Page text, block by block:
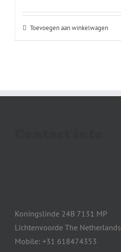
Toevoegen aan winkelwagen
Koningslinde 24B 7131 MP
Lichtenvoorde The Netherlands
Mobile: +31 618474353